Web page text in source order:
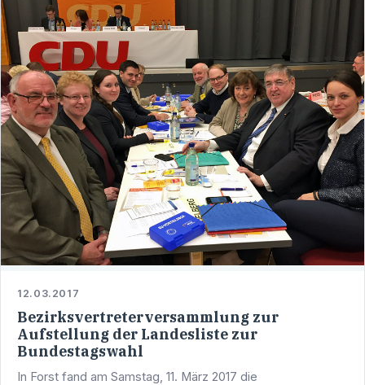
12.03.2017
Bezirksvertreterversammlung zur
Aufstellung der Landesliste zur
Bundestagswahl
In Forst fand am Samstag, 11. März 2017 die